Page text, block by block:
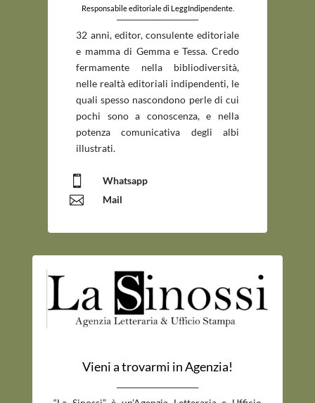
Responsabile editoriale di LeggIndipendente.
_____________________________
32 anni, editor, consulente editoriale
e mamma di Gemma e Tessa. Credo
fermamente nella bibliodiversità,
nelle realtà editoriali indipendenti, le
quali spesso nascondono perle di cui
pochi sono a conoscenza, e nella
potenza comunicativa degli albi
illustrati.
 Whatsapp
 Mail
Vieni a trovarmi in Agenzia!